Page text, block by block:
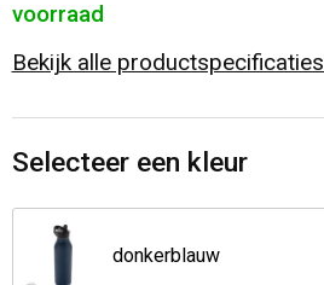
Bodywarmers
T-Shirts
Sinterklaas
Toilettassen
Laptop hoezen en tassen
voorraad
Bekijk alle productspecificaties
Selecteer een kleur
donkerblauw